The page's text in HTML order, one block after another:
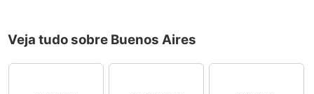
Veja tudo sobre Buenos Aires